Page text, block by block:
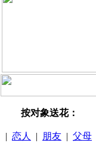
按对象送花：
| 恋人 | 朋友 | 父母